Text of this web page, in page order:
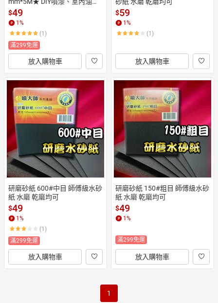
漆、裝潢施工、搬家打掃之最
佳遮護工具
$49
1 %
(1)
滿299免運
放入購物車
$59
1 %
(1)
放入購物車
研磨砂紙 600#中目 師傅級水砂
紙 水磨 乾磨均可
$49
1 %
(1)
滿299免運
放入購物車
研磨砂紙 150#粗目 師傅級水砂
紙 水磨 乾磨均可
$49
1 %
滿299免運
放入購物車
1